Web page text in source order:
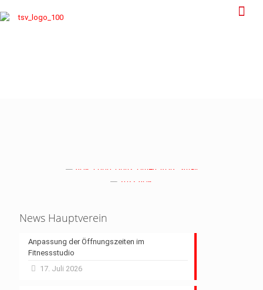
News Hauptverein
Anpassung der Öffnungszeiten im
Fitnessstudio
17. Juli 2026